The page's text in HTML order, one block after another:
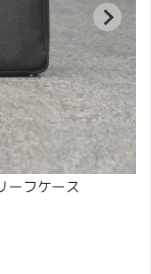
ーフケース